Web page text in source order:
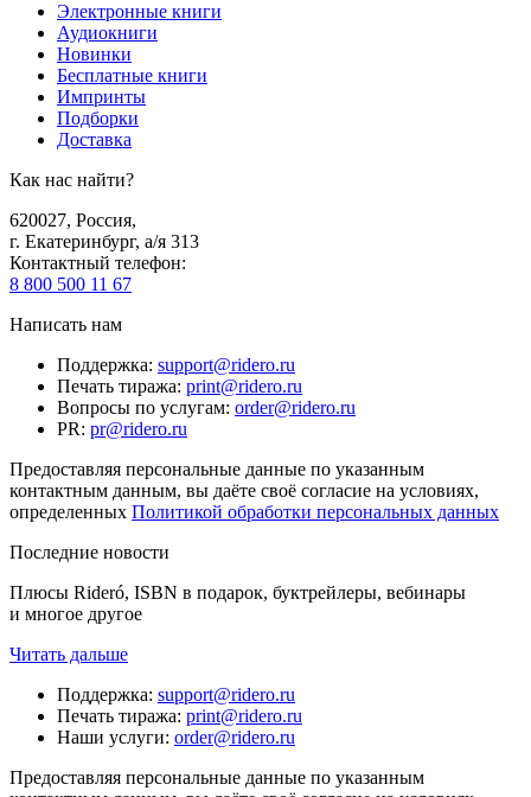
Электронные книги
Аудиокниги
Новинки
Бесплатные книги
Импринты
Подборки
Доставка
Как нас найти?
620027, Россия,
г. Екатеринбург, а/я 313
Контактный телефон:
8 800 500 11 67
Написать нам
Поддержка: support@ridero.ru
Печать тиража: print@ridero.ru
Вопросы по услугам: order@ridero.ru
PR: pr@ridero.ru
Предоставляя персональные данные по указанным
контактным данным, вы даёте своё согласие на условиях,
определенных Политикой обработки персональных данных
Последние новости
Плюсы Rideró, ISBN в подарок, буктрейлеры, вебинары
и многое другое
Читать дальше
Поддержка: support@ridero.ru
Печать тиража: print@ridero.ru
Наши услуги: order@ridero.ru
Предоставляя персональные данные по указанным